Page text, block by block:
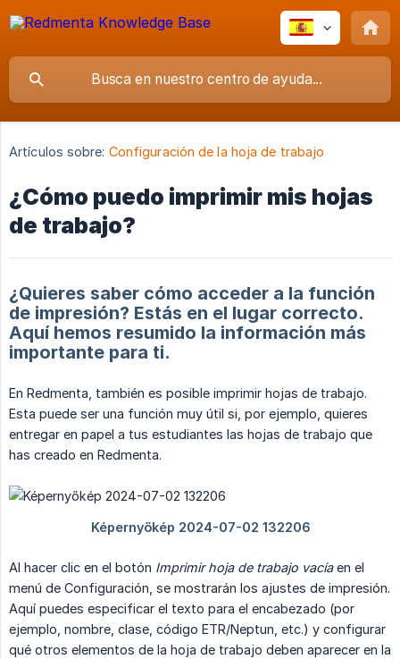
Artículos sobre: Configuración de la hoja de trabajo
¿Cómo puedo imprimir mis hojas
de trabajo?
¿Quieres saber cómo acceder a la función
de impresión? Estás en el lugar correcto.
Aquí hemos resumido la información más
importante para ti.
En Redmenta, también es posible imprimir hojas de trabajo.
Esta puede ser una función muy útil si, por ejemplo, quieres
entregar en papel a tus estudiantes las hojas de trabajo que
has creado en Redmenta.
Al hacer clic en el botón Imprimir hoja de trabajo vacíaen el
menú de Configuración, se mostrarán los ajustes de impresión.
Aquí puedes especificar el texto para el encabezado (por
ejemplo, nombre, clase, código ETR/Neptun, etc.) y configurar
qué otros elementos de la hoja de trabajo deben aparecer en la